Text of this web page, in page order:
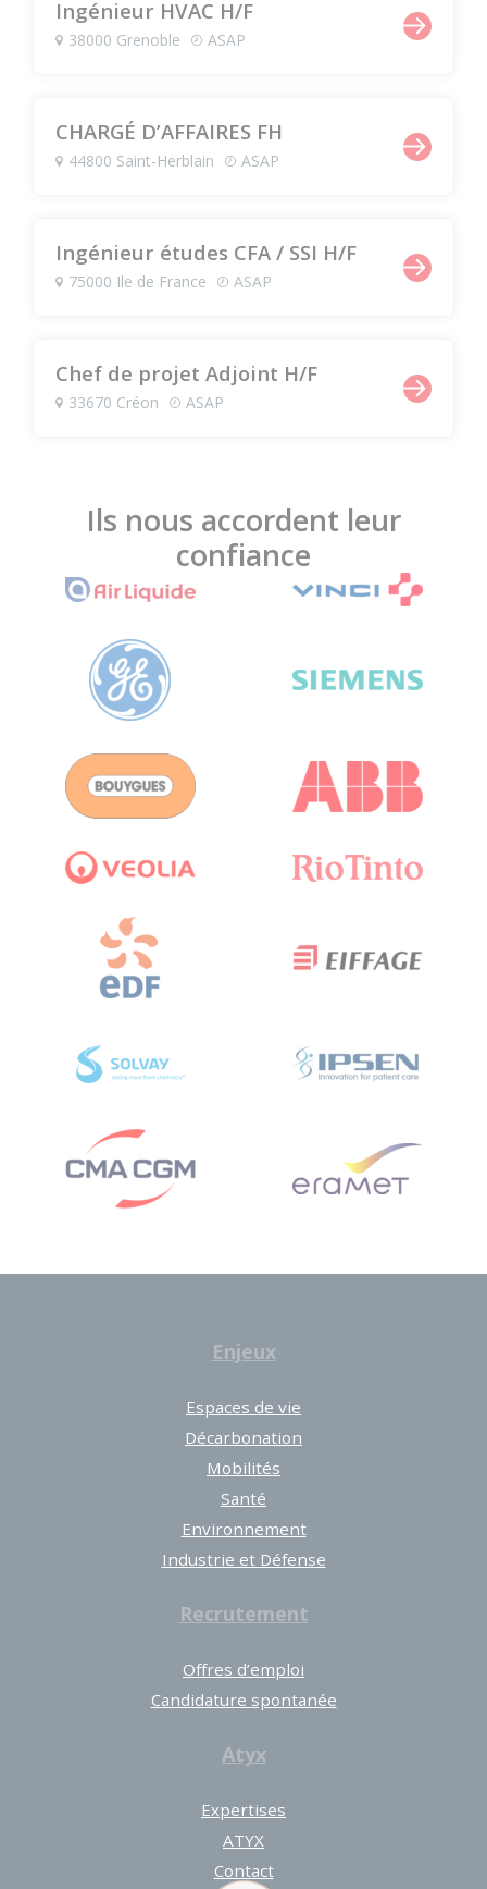
Ingénieur HVAC H/F
38000 Grenoble ASAP
CHARGÉ D’AFFAIRES FH
44800 Saint-Herblain ASAP
Ingénieur études CFA / SSI H/F
75000 Ile de France ASAP
Chef de projet Adjoint H/F
33670 Créon ASAP
Ils nous accordent leur
confiance
Enjeux
Espaces de vie
Décarbonation
Mobilités
Santé
Environnement
Industrie et Défense
Recrutement
Offres d’emploi
Candidature spontanée
Atyx
Expertises
ATYX
Contact